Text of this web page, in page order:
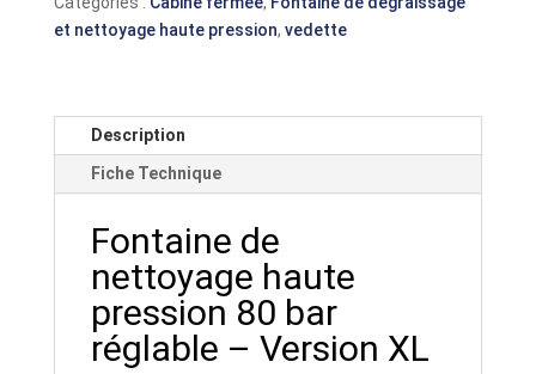
et nettoyage haute pression, vedette
Description
Fiche Technique
Fontaine de
nettoyage haute
pression 80 bar
réglable – Version XL